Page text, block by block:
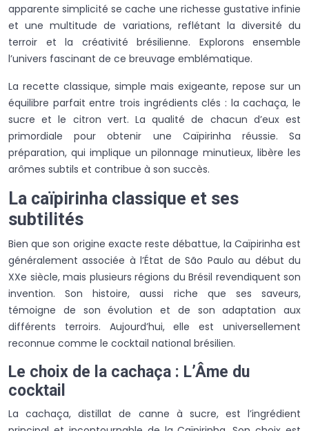
apparente simplicité se cache une richesse gustative infinie
et une multitude de variations, reflétant la diversité du
terroir et la créativité brésilienne. Explorons ensemble
l’univers fascinant de ce breuvage emblématique.
La recette classique, simple mais exigeante, repose sur un
équilibre parfait entre trois ingrédients clés : la cachaça, le
sucre et le citron vert. La qualité de chacun d’eux est
primordiale pour obtenir une Caïpirinha réussie. Sa
préparation, qui implique un pilonnage minutieux, libère les
arômes subtils et contribue à son succès.
La caïpirinha classique et ses
subtilités
Bien que son origine exacte reste débattue, la Caïpirinha est
généralement associée à l’État de São Paulo au début du
XXe siècle, mais plusieurs régions du Brésil revendiquent son
invention. Son histoire, aussi riche que ses saveurs,
témoigne de son évolution et de son adaptation aux
différents terroirs. Aujourd’hui, elle est universellement
reconnue comme le cocktail national brésilien.
Le choix de la cachaça : L’Âme du
cocktail
La cachaça, distillat de canne à sucre, est l’ingrédient